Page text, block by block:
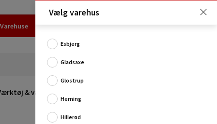
Varehuse
& værksted
Vælg varehus
Esbjerg
Gladsaxe
Glostrup
Herning
Hillerød